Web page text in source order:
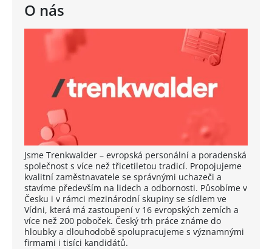
O nás
Jsme Trenkwalder – evropská personální a poradenská
společnost s více než třicetiletou tradicí. Propojujeme
kvalitní zaměstnavatele se správnými uchazeči a
stavíme především na lidech a odbornosti. Působíme v
Česku i v rámci mezinárodní skupiny se sídlem ve
Vídni, která má zastoupení v 16 evropských zemích a
více než 200 poboček. Český trh práce známe do
hloubky a dlouhodobě spolupracujeme s významnými
firmami i tisíci kandidátů.